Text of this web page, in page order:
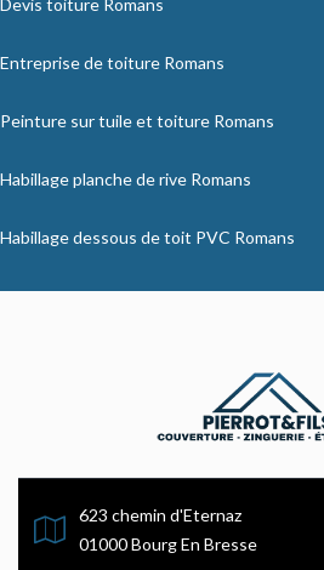
Devis toiture Romans
Entreprise de toiture Romans
Peinture sur tuile et toiture Romans
Habillage planche de rive Romans
Habillage dessous de toit PVC Romans
623 chemin d'Eternaz
01000 Bourg En Bresse